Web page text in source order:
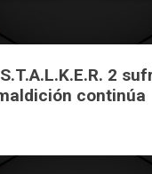
2
continúa